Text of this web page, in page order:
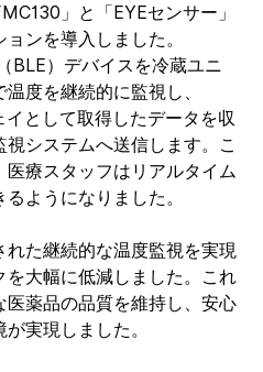
」と「EYEセンサー」
ンを導入しました。
）デバイスを冷蔵ユニ
度を継続的に監視し、
イとして取得したデータを収
システムへ送信します。こ
療スタッフはリアルタイム
ようになりました。
た継続的な温度監視を実現
を大幅に低減しました。これ
薬品の品質を維持し、安心
実現しました。